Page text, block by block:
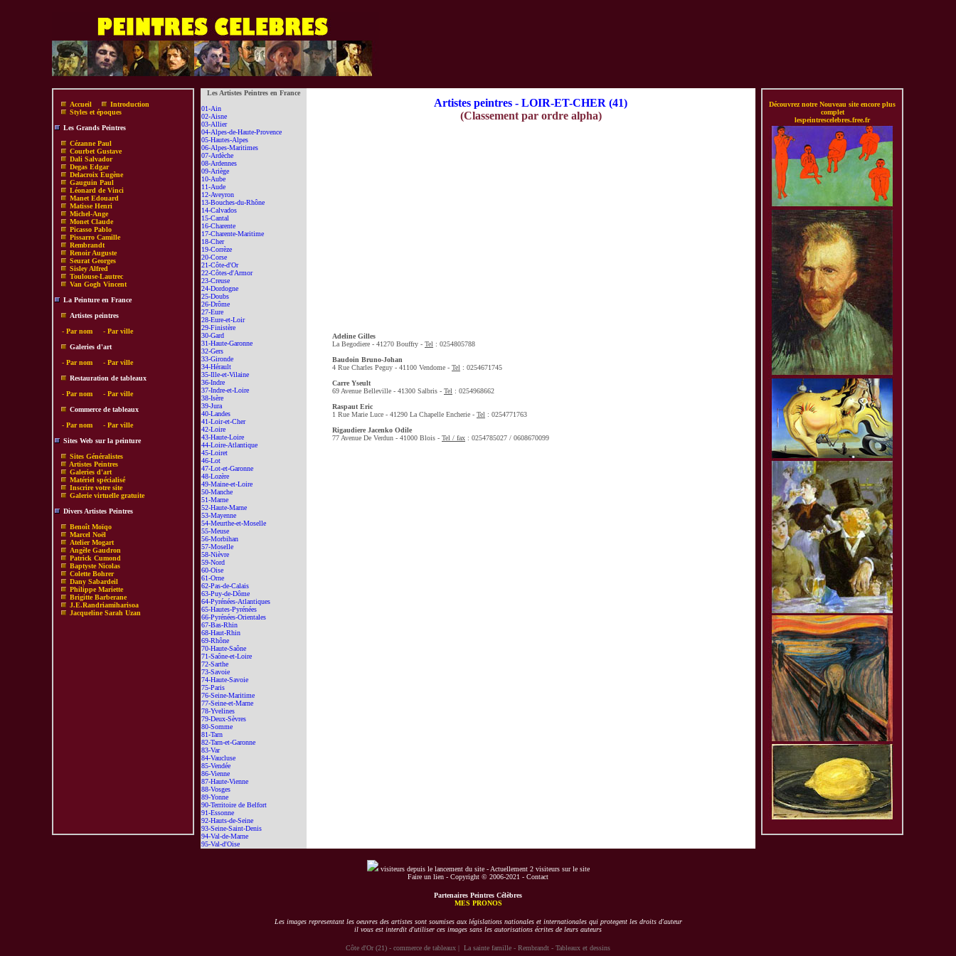
Accueil
Introduction
Styles et époques
Les Grands Peintres
Cézanne Paul
Courbet Gustave
Dali Salvador
Degas Edgar
Delacroix Eugène
Gauguin Paul
Léonard de Vinci
Manet Edouard
Matisse Henri
Michel-Ange
Monet Claude
Picasso Pablo
Pissarro Camille
Rembrandt
Renoir Auguste
Seurat Georges
Sisley Alfred
Toulouse-Lautrec
Van Gogh Vincent
La Peinture en France
Artistes peintres
- Par nom - Par ville
Galeries d'art
- Par nom - Par ville
Restauration de tableaux
- Par nom - Par ville
Commerce de tableaux
- Par nom - Par ville
Sites Web sur la peinture
Sites Généralistes
Artistes Peintres
Galeries d'art
Matériel spécialisé
Inscrire votre site
Galerie virtuelle gratuite
Divers Artistes Peintres
Benoît Moïqo
Marcel Noël
Atelier Mogart
Angèle Gaudron
Patrick Cumond
Baptyste Nicolas
Colette Bohrer
Dany Sabardeil
Philippe Mariette
Brigitte Barberane
J.E.Randriamiharisoa
Jacqueline Sarah Uzan
Les Artistes Peintres en France
01-Ain
02-Aisne
03-Allier
04-Alpes-de-Haute-Provence
05-Hautes-Alpes
06-Alpes-Maritimes
07-Ardèche
08-Ardennes
09-Ariège
10-Aube
11-Aude
12-Aveyron
13-Bouches-du-Rhône
14-Calvados
15-Cantal
16-Charente
17-Charente-Maritime
18-Cher
19-Corrèze
20-Corse
21-Côte-d'Or
22-Côtes-d'Armor
23-Creuse
24-Dordogne
25-Doubs
26-Drôme
27-Eure
28-Eure-et-Loir
29-Finistère
30-Gard
31-Haute-Garonne
32-Gers
33-Gironde
34-Hérault
35-Ille-et-Vilaine
36-Indre
37-Indre-et-Loire
38-Isère
39-Jura
40-Landes
41-Loir-et-Cher
42-Loire
43-Haute-Loire
44-Loire-Atlantique
45-Loiret
46-Lot
47-Lot-et-Garonne
48-Lozère
49-Maine-et-Loire
50-Manche
51-Marne
52-Haute-Marne
53-Mayenne
54-Meurthe-et-Moselle
55-Meuse
56-Morbihan
57-Moselle
58-Nièvre
59-Nord
60-Oise
61-Orne
62-Pas-de-Calais
63-Puy-de-Dôme
64-Pyrénées-Atlantiques
65-Hautes-Pyrénées
66-Pyrénées-Orientales
67-Bas-Rhin
68-Haut-Rhin
69-Rhône
70-Haute-Saône
71-Saône-et-Loire
72-Sarthe
73-Savoie
74-Haute-Savoie
75-Paris
76-Seine-Maritime
77-Seine-et-Marne
78-Yvelines
79-Deux-Sèvres
80-Somme
81-Tarn
82-Tarn-et-Garonne
83-Var
84-Vaucluse
85-Vendée
86-Vienne
87-Haute-Vienne
88-Vosges
89-Yonne
90-Territoire de Belfort
91-Essonne
92-Hauts-de-Seine
93-Seine-Saint-Denis
94-Val-de-Marne
95-Val-d'Oise
Artistes peintres - LOIR-ET-CHER (41)
(Classement par ordre alpha)
Adeline Gilles
La Begodiere - 41270 Bouffry - Tel : 0254805788
Baudoin Bruno-Johan
4 Rue Charles Peguy - 41100 Vendome - Tel : 0254671745
Carre Yseult
69 Avenue Belleville - 41300 Salbris - Tel : 0254968662
Raspaut Eric
1 Rue Marie Luce - 41290 La Chapelle Encherie - Tel : 0254771763
Rigaudiere Jacenko Odile
77 Avenue De Verdun - 41000 Blois - Tel / fax : 0254785027 / 0608670099
Découvrez notre Nouveau site encore plus
complet
lespeintrescelebres.free.fr
visiteurs depuis le lancement du site - Actuellement 2 visiteurs sur le site
Faire un lien - Copyright © 2006-2021 - Contact
Partenaires Peintres Célèbres
MES PRONOS
Les images representant les oeuvres des artistes sont soumises aux législations nationales et internationales qui protegent les droits d'auteur
il vous est interdit d'utiliser ces images sans les autorisations écrites de leurs auteurs
Côte d'Or (21) - commerce de tableaux | La sainte famille - Rembrandt - Tableaux et dessins